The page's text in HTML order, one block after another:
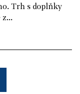
Trh s doplňky